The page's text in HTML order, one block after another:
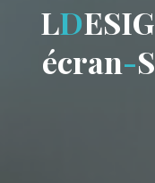
LDESIG
écran-S